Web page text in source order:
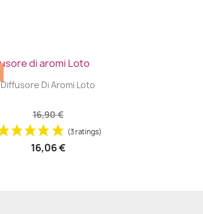
 | 
Diffusore Di Aromi Loto
16,90 €
(3 ratings)
16,06 €